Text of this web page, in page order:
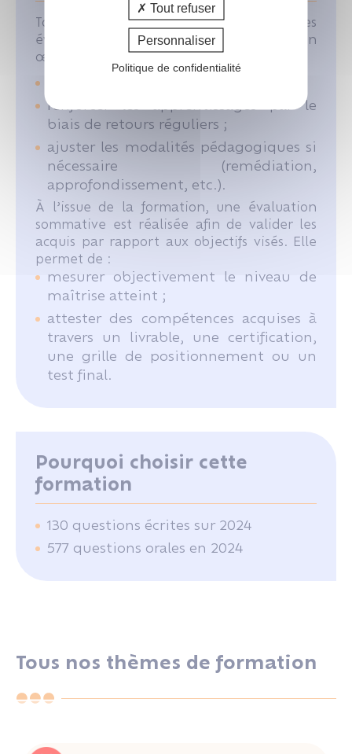
Tout au long de la formation, des
évaluations formatives sont mises en
œuvre afin de :
renforcer les apprentissages par le
biais de retours réguliers ;
ajuster les modalités pédagogiques si
nécessaire (remédiation,
approfondissement, etc.).
À l’issue de la formation, une évaluation
sommative est réalisée afin de valider les
acquis par rapport aux objectifs visés. Elle
permet de :
mesurer objectivement le niveau de
maîtrise atteint ;
attester des compétences acquises à
travers un livrable, une certification,
une grille de positionnement ou un
test final.
Pourquoi choisir cette
formation
130 questions écrites sur 2024
577 questions orales en 2024
Tous nos thèmes de formation
Tout refuser
Personnaliser
Politique de confidentialité